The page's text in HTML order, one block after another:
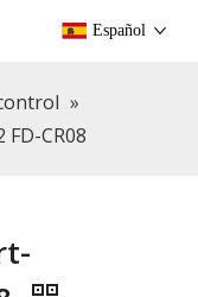
Español
»
CR08